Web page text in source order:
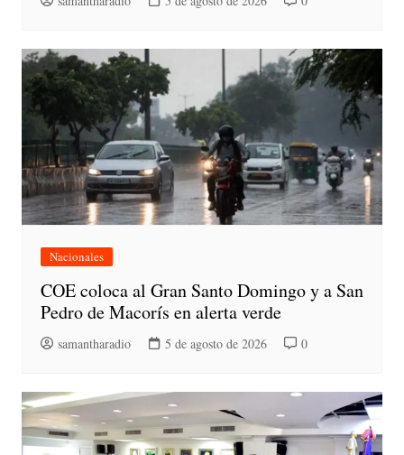
Nacionales
COE coloca al Gran Santo Domingo y a San
Pedro de Macorís en alerta verde
samantharadio 5 de agosto de 2026 0